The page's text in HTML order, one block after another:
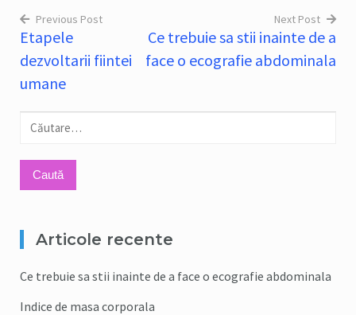
Navigare
în
articole
Previous Post
Etapele
dezvoltarii fiintei
umane
Next Post
Ce trebuie sa stii inainte de a
face o ecografie abdominala
Caută
Articole recente
Ce trebuie sa stii inainte de a face o ecografie abdominala
Indice de masa corporala